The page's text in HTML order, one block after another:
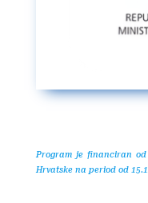
Program je financiran
Hrvatske na period od